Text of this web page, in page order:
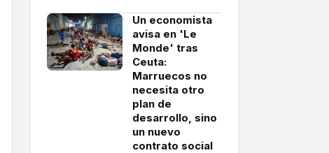
Un economista
avisa en 'Le
Monde' tras
Ceuta:
Marruecos no
necesita otro
plan de
desarrollo, sino
un nuevo
contrato social